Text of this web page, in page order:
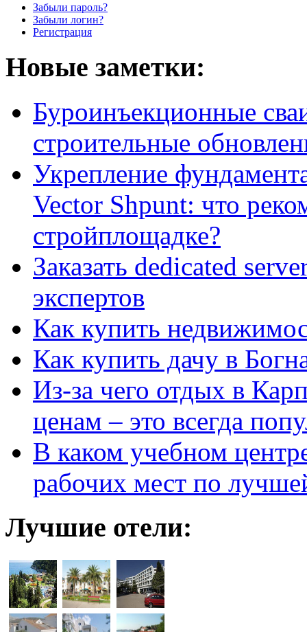
Забыли пароль?
Забыли логин?
Регистрация
Новые заметки:
Буроинъекционные
строительные
Укрепление
Vector Shpunt: что
стройплощадке?
Заказать dedicated
экспертов
Как купить
Как купить дачу в
Из-за чего отдых в
ценам – это всегда
В каком учебном
рабочих мест по
Лучшие отели: